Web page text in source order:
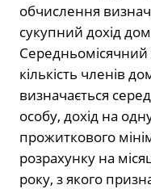
обчислення
сукупний дохід
Середньомісячний
кількість членів
визначається
особу, дохід на
прожиткового
розрахунку на
року, з якого